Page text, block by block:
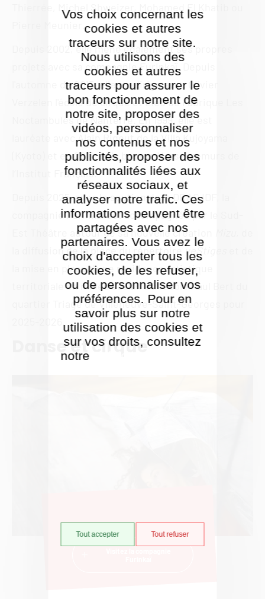
Vos choix concernant les
cookies et autres
traceurs sur notre site.
Nous utilisons des
cookies et autres
traceurs pour assurer le
bon fonctionnement de
notre site, proposer des
vidéos, personnaliser
nos contenus et nos
publicités, proposer des
fonctionnalités liées aux
réseaux sociaux, et
analyser notre trafic. Ces
informations peuvent être
partagées avec nos
partenaires. Vous avez le
choix d'accepter tous les
cookies, de les refuser,
ou de personnaliser vos
préférences. Pour en
savoir plus sur notre
utilisation des cookies et
sur vos droits, consultez
notre
Tout accepter Tout refuser
Thierrée, Michel Shweizer, Mohamed El Khatib ou
Pierre Meunier…
Depuis 2002, elle mène également ses propres
projets avec sa compagnie Furinkaï. Depuis
l'automne de 2015, elle co-dirige avec Olivier
Verzelen l'école de cirque et Lieu de Fabrique Les
Noctambules de Nanterre. En 1999, elle est
lauréate avec Alain Rigout de la Villa Kujoyama
(Kyoto) et en 2012 de la bourse Hors-les-murs de
l’Institut Français.
Depuis 2025, avec le soutien de la DRAC IDF, la
compagnie Furinkaï est accompagnée par le Sud-
Est Théâtre autour de sa nouvelle création
la diffusion de la pièce du répertoireveStiges
la mise en place d’une résidence artistique
territoriale en milieu scolaire à l’école Paul Bert du
quartier Triage de Villeneuve-Saint-Georges pour
Danse et cirque